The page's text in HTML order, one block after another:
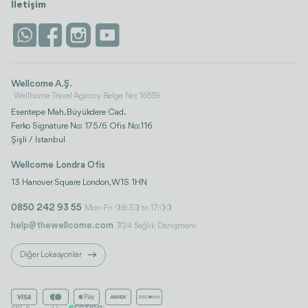
Konaklama
Life Platform
İstanbul
İletişim
Wellcome A.Ş.
Wellhome Travel Agency Belge No: 16559
Esentepe Mah. Büyükdere Cad.
Ferko Signature No: 175/6 Ofis No:116
Şişli / İstanbul
Wellcome Londra Ofis
13 Hanover Square London, W1S 1HN
0850 242 93 55 Mon-Fri 08:30 to 17:00
help@thewellcome.com 7/24 Sağlık Danışmanı
Diğer Lokasyonlar